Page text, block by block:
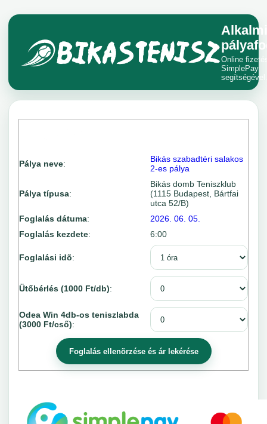
Alkalmi
Online
SimplePay
segítségével.
Pálya neve:
Bikás szabadtéri salakos
2-es pálya
Pálya típusa:
Bikás domb Teniszklub
(1115 Budapest, Bártfai
utca 52/B)
Foglalás dátuma:
2026. 06. 05.
Foglalás kezdete: 6:00
Foglalási idõ:
Ütőbérlés (1000 Ft/db):
Odea Win 4db-os teniszlabda
(3000 Ft/cső):